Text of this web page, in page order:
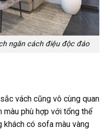
ngăn cách điệu độc đáo
vách cũng vô cùng quan
màu phù hợp với tổng thể
khách có sofa màu vàng